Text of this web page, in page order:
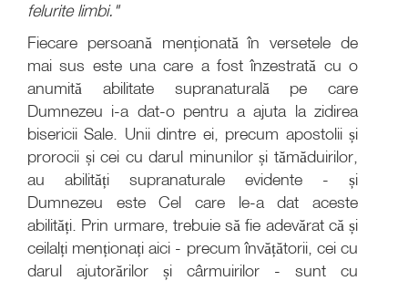
felurite limbi."
Fiecare persoană menționată în versetele de
mai sus este una care a fost înzestrată cu o
anumită abilitate supranaturală pe care
Dumnezeu i-a dat-o pentru a ajuta la zidirea
bisericii Sale. Unii dintre ei, precum apostolii și
prorocii și cei cu darul minunilor și tămăduirilor,
au abilități supranaturale evidente - și
Dumnezeu este Cel care le-a dat aceste
abilități. Prin urmare, trebuie să fie adevărat că și
ceilalți menționați aici - precum învățătorii, cei cu
darul ajutorărilor și cârmuirilor - sunt cu